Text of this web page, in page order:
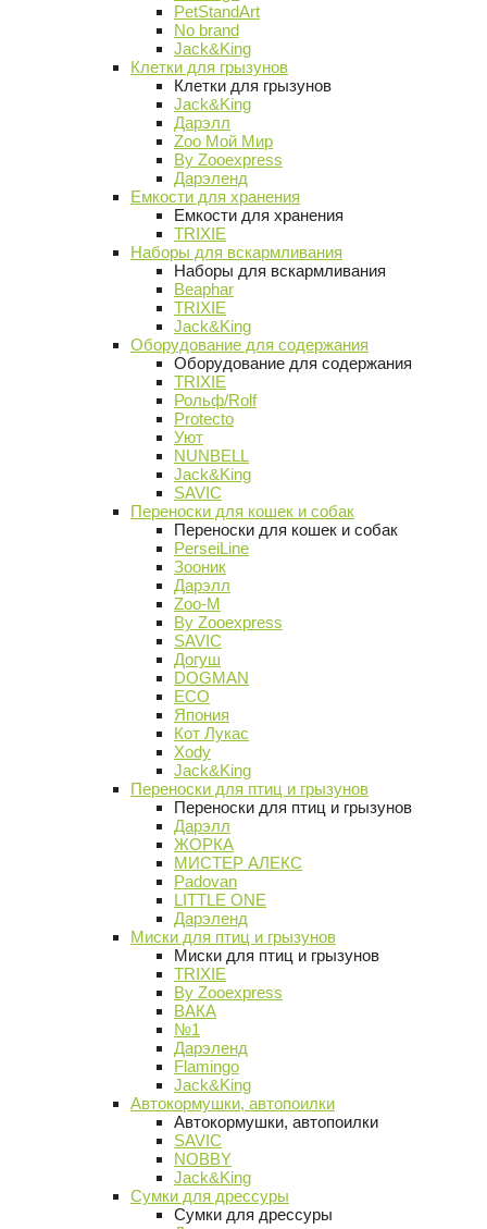
PetStandArt
No brand
Jack&King
Клетки для грызунов
Клетки для грызунов
Jack&King
Дарэлл
Zoo Мой Мир
By Zooexpress
Дарэленд
Емкости для хранения
Емкости для хранения
TRIXIE
Наборы для вскармливания
Наборы для вскармливания
Beaphar
TRIXIE
Jack&King
Оборудование для содержания
Оборудование для содержания
TRIXIE
Рольф/Rolf
Protecto
Уют
NUNBELL
Jack&King
SAVIC
Переноски для кошек и собак
Переноски для кошек и собак
PerseiLine
Зооник
Дарэлл
Zoo-M
By Zooexpress
SAVIC
Догуш
DOGMAN
ECO
Япония
Кот Лукас
Xody
Jack&King
Переноски для птиц и грызунов
Переноски для птиц и грызунов
Дарэлл
ЖОРКА
МИСТЕР АЛЕКС
Padovan
LITTLE ONE
Дарэленд
Миски для птиц и грызунов
Миски для птиц и грызунов
TRIXIE
By Zooexpress
ВАКА
№1
Дарэленд
Flamingo
Jack&King
Автокормушки, автопоилки
Автокормушки, автопоилки
SAVIC
NOBBY
Jack&King
Сумки для дрессуры
Сумки для дрессуры